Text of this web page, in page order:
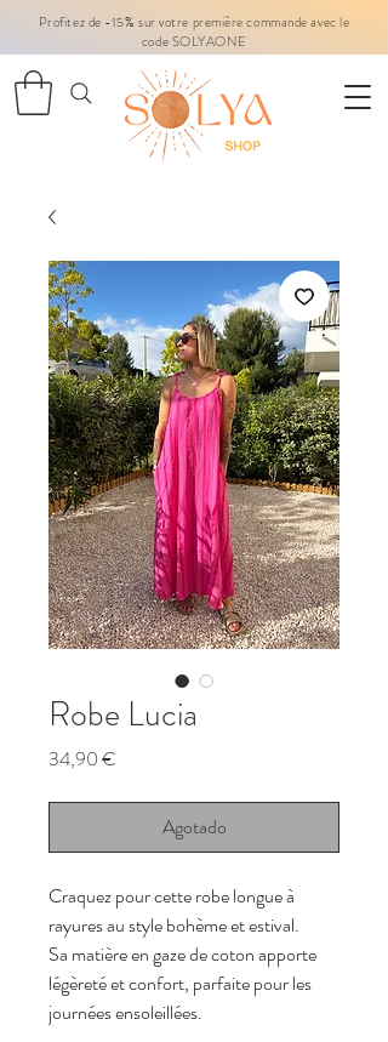
Profitez de -15% sur votre première commande avec le
code SOLYAONE
Robe Lucia
34,90 €
Agotado
Craquez pour cette robe longue à
rayures au style bohème et estival.
Sa matière en gaze de coton apporte
légèreté et confort, parfaite pour les
journées ensoleillées.